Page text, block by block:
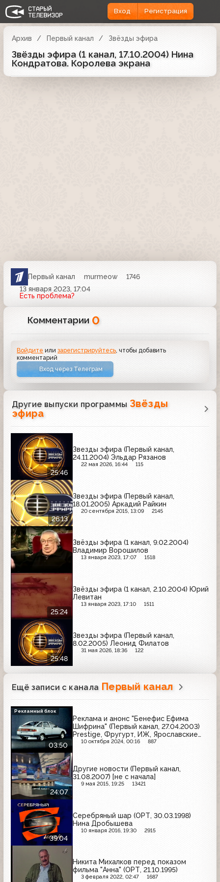
Вход Регистрация
Архив Первый канал Звёзды эфира
Звёзды эфира (1 канал, 17.10.2004) Нина
Кондратова. Королева экрана
Первый канал murmeow
1746
13 января 2023, 17:04
Есть проблема?
Комментарии 0
Войдите илизарегистрируйтесь , чтобы добавить
комментарий
Вход через Телеграм
Другие выпуски программы Звёзды
эфира
25:46
Звезды эфира (Первый канал,
24.11.2004) Эльдар Рязанов
22 мая 2026, 16:44 115
26:13
Звезды эфира (Первый канал,
18.01.2005) Аркадий Райкин
20 сентября 2015, 13:09 2145
Звёзды эфира (1 канал, 9.02.2004)
Владимир Ворошилов
13 января 2023, 17:07 1518
25:24
Звёзды эфира (1 канал, 2.10.2004) Юрий
Левитан
13 января 2023, 17:10 1511
25:48
Звезды эфира (Первый канал,
8.02.2005) Леонид Филатов
31 мая 2026, 18:36 122
Ещё записи с канала Первый канал
03:50
Реклама и анонс "Бенефис Ефима
Шифрина" (Первый канал, 27.04.2003)
Prestige, Фругурт, ИЖ, Ярославские
краски, Texaco, Art Moscow, Gillette,
10 октября 2024, 00:16 887
Рекламный блок
24:07
Другие новости (Первый канал,
31.08.2007) [не с начала]
9 мая 2015, 19:25 13421
39:04
Серебряный шар (ОРТ, 30.03.1998)
Нина Дробышева
10 января 2016, 19:30 2915
Никита Михалков перед показом
фильма "Анна" (ОРТ, 21.10.1995)
3 февраля 2022, 02:47 1687